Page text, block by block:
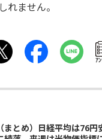
れません。
ｱ
（まとめ）日経平均は76